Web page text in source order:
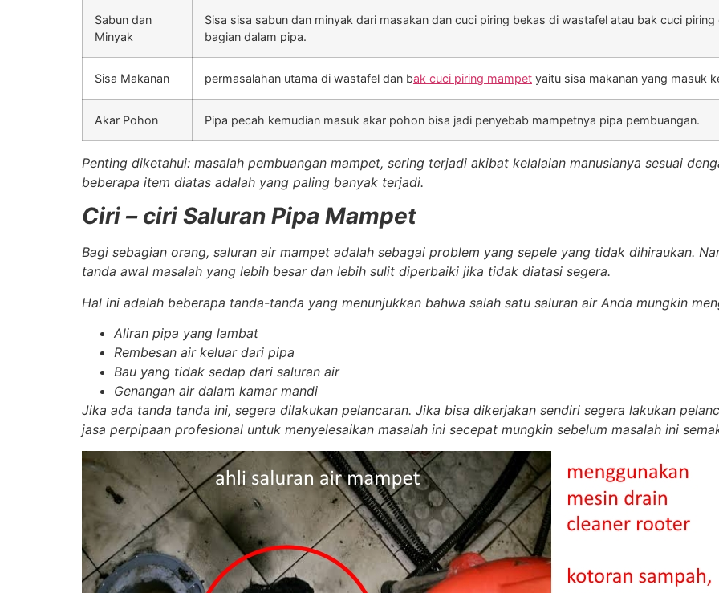
Sabun dan
Minyak
Sisa sisa sabun dan minyak dari masakan dan cuci piring bekas di wastafel atau bak cuci
bagian dalam pipa.
Sisa Makanan permasalahan utama di wastafel dan bak cuci piring mampet yaitu sisa makanan yang masuk
Akar Pohon Pipa pecah kemudian masuk akar pohon bisa jadi penyebab mampetnya pipa pembuangan.
Penting diketahui: masalah pembuangan mampet, sering terjadi akibat kelalaian manusianya sesuai
beberapa item diatas adalah yang paling banyak terjadi.
Ciri – ciri Saluran Pipa Mampet
Bagi sebagian orang, saluran air mampet adalah sebagai problem yang sepele yang tidak dihiraukan.
tanda awal masalah yang lebih besar dan lebih sulit diperbaiki jika tidak diatasi segera.
Hal ini adalah beberapa tanda-tanda yang menunjukkan bahwa salah satu saluran air Anda mungkin
Aliran pipa yang lambat
Rembesan air keluar dari pipa
Bau yang tidak sedap dari saluran air
Genangan air dalam kamar mandi
Jika ada tanda tanda ini, segera dilakukan pelancaran. Jika bisa dikerjakan sendiri segera lakukan
jasa perpipaan profesional untuk menyelesaikan masalah ini secepat mungkin sebelum masalah ini